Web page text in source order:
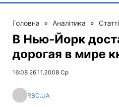
Головна » Аналітика » Статті
В Нью-Йорк
дорогая в мире
16:08 26.11.2008 Ср
RBC.UA